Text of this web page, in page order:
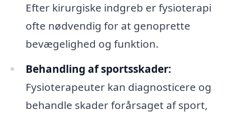
Efter kirurgiske indgreb er fysioterapi
ofte nødvendig for at genoprette
bevægelighed og funktion.
Behandling af sportsskader:
Fysioterapeuter kan diagnosticere og
behandle skader forårsaget af sport,